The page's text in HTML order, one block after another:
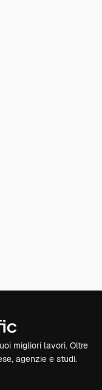
migliori lavori. Oltre
agenzie e studi.